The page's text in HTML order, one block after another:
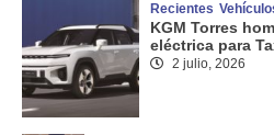
Recientes
KGM Torres
eléctrica para
2 julio, 2026